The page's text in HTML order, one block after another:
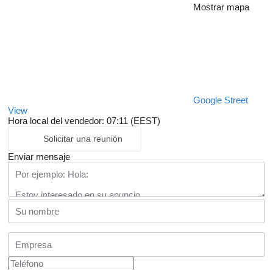
Mostrar mapa
Google Street
View
Hora local del vendedor: 07:11 (EEST)
Solicitar una reunión
Enviar mensaje